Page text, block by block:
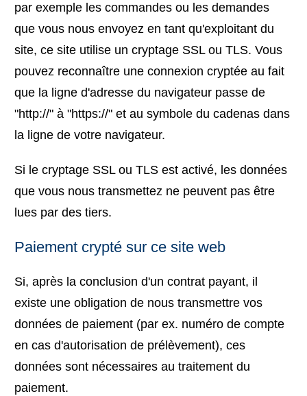
par exemple les commandes ou les demandes
que vous nous envoyez en tant qu'exploitant du
site, ce site utilise un cryptage SSL ou TLS. Vous
pouvez reconnaître une connexion cryptée au fait
que la ligne d'adresse du navigateur passe de
"http://" à "https://" et au symbole du cadenas dans
la ligne de votre navigateur.
Si le cryptage SSL ou TLS est activé, les données
que vous nous transmettez ne peuvent pas être
lues par des tiers.
Paiement crypté sur ce site web
Si, après la conclusion d'un contrat payant, il
existe une obligation de nous transmettre vos
données de paiement (par ex. numéro de compte
en cas d'autorisation de prélèvement), ces
données sont nécessaires au traitement du
paiement.